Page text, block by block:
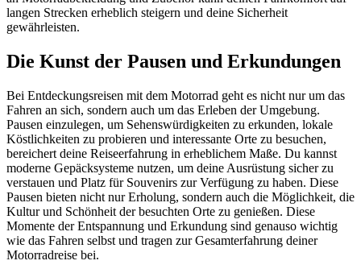
langen Strecken erheblich steigern und deine Sicherheit
gewährleisten.
Die Kunst der Pausen und Erkundungen
Bei Entdeckungsreisen mit dem Motorrad geht es nicht nur um das
Fahren an sich, sondern auch um das Erleben der Umgebung.
Pausen einzulegen, um Sehenswürdigkeiten zu erkunden, lokale
Köstlichkeiten zu probieren und interessante Orte zu besuchen,
bereichert deine Reiseerfahrung in erheblichem Maße. Du kannst
moderne Gepäcksysteme nutzen, um deine Ausrüstung sicher zu
verstauen und Platz für Souvenirs zur Verfügung zu haben. Diese
Pausen bieten nicht nur Erholung, sondern auch die Möglichkeit, die
Kultur und Schönheit der besuchten Orte zu genießen. Diese
Momente der Entspannung und Erkundung sind genauso wichtig
wie das Fahren selbst und tragen zur Gesamterfahrung deiner
Motorradreise bei.